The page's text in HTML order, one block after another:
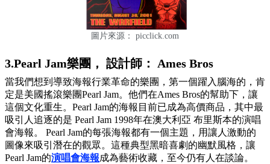
圖片來源： picclick.com
3.Pearl Jam樂團， 設計師： Ames Bros
當我們想到導致海報行業革命的樂團，第一個躍入腦海的，肯
定是美國搖滾樂團Pearl Jam。他們在Ames Bros的幫助下，讓
這個文化重生。Pearl Jam的海報目前已成為高價商品，其中最
吸引人追逐的是 Pearl Jam 1998年在澳大利亞 布里斯本的演唱
會海報。 Pearl Jam的每張海報都有一個主題，用讓人激動的
圖像來吸引潛在的觀眾。這種典型黑暗喜劇的幽默風格，讓
Pearl Jam的演唱會海報成為藝術收藏，至今仍有人在談論。